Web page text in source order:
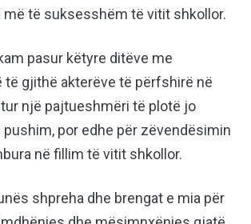
të suksesshëm të vitit shkollor.
pasur këtyre ditëve me
të gjithë akterëve të përfshirë në
një pajtueshmëri të plotë jo
por edhe për zëvendësimin
në fillim të vitit shkollor.
shpreha dhe brengat e mia për